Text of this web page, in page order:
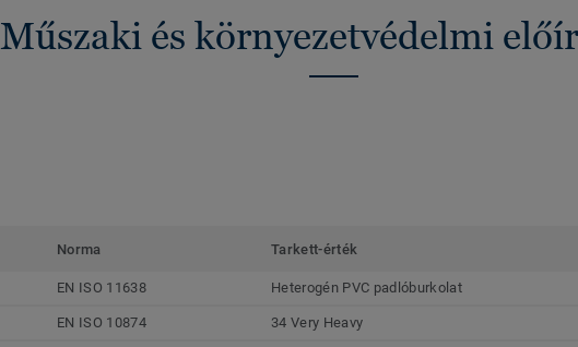
Műszaki és környezetvédelmi
Norma Tarkett-érték
EN ISO 11638 Heterogén PVC padlóburkolat
EN ISO 10874 34 Very Heavy